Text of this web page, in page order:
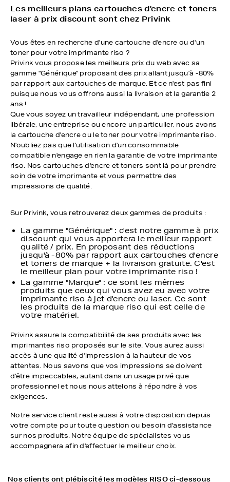
Les meilleurs plans cartouches d'encre et toners
laser à prix discount sont chez Privink
Vous êtes en recherche d'une cartouche d'encre ou d'un
toner pour votre imprimante riso ?
Privink vous propose les meilleurs prix du web avec sa
gamme "Générique" proposant des prix allant jusqu'à -80%
par rapport aux cartouches de marque. Et ce n'est pas fini
puisque nous vous offrons aussi la livraison et la garantie 2
ans !
Que vous soyez un travailleur indépendant, une profession
libérale, une entreprise ou encore un particulier, nous avons
la cartouche d'encre ou le toner pour votre imprimante riso.
N'oubliez pas que l'utilisation d'un consommable
compatible n'engage en rien la garantie de votre imprimante
riso. Nos cartouches d'encre et toners sont là pour prendre
soin de votre imprimante et vous permettre des
impressions de qualité.
Sur Privink, vous retrouverez deux gammes de produits :
La gamme "Générique" : c'est notre gamme à prix
discount qui vous apportera le meilleur rapport
qualité / prix. En proposant des réductions
jusqu'à -80% par rapport aux cartouches d'encre
et toners de marque + la livraison gratuite. C'est
le meilleur plan pour votre imprimante riso !
La gamme "Marque" : ce sont les mêmes
produits que ceux qui vous avez eu avec votre
imprimante riso à jet d'encre ou laser. Ce sont
les produits de la marque riso qui est celle de
votre matériel.
Privink assure la compatibilité de ses produits avec les
imprimantes riso proposés sur le site. Vous aurez aussi
accès à une qualité d'impression à la hauteur de vos
attentes. Nous savons que vos impressions se doivent
d'être impeccables, autant dans un usage privé que
professionnel et nous nous attelons à répondre à vos
exigences.
Notre service client reste aussi à votre disposition depuis
votre compte pour toute question ou besoin d'assistance
sur nos produits. Notre équipe de spécialistes vous
accompagnera afin d'effectuer le meilleur choix.
Nos clients ont plébiscité les modèles RISO ci-dessous